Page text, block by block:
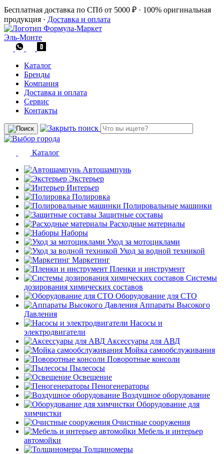
Бесплатная доставка по СПб от 5000 ₽ · 100% оригинальная
продукция · Доставка и оплата
Эль-Монте
Каталог
Бренды
Компания
Доставка и оплата
Сервис
Контакты
Каталог
Автошампунь
Экстерьер
Интерьер
Полировка
Полировальные машинки
Защитные составы
Расходные материалы
Наборы
Уход за мотоциклами
Уход за водной техникой
Маркетинг
Пленки и инструмент
Системы
дозирования химических составов
Оборудование для СТО
Аппараты Высокого
Давления
Насосы и
электродвигатели
Аксессуары для АВД
Мойка самообслуживания
Поворотные консоли
Пылесосы
Освещение
Пеногенераторы
Воздушное оборудование
Оборудование для
химчистки
Очистные сооружения
Мебель и интерьер
автомойки
Толщиномеры